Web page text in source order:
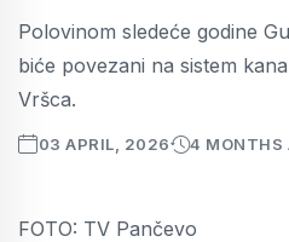
Polovinom sledeće godine
biće povezani na sistem
Vršca.
03 APRIL, 2026 4 MONTHS
FOTO: TV Pančevo